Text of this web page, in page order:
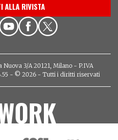
ALLA RIVISTA
3/A 20121, Milano - P.IVA
- © 2026 - Tutti i diritti riservati